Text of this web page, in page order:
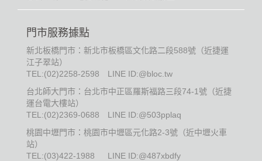
門市服務據點
新北板橋門市：新北市板橋區文化路二段588號（近捷運
江子翠站）
TEL:(02)2258-2598
LINE ID:@bloc.tw
台北師大門市：台北市中正區羅斯福路三段74-1號（近捷
運台電大樓站）
TEL:(02)2369-0688
LINE ID:@503pplaq
桃園中壢門市：桃園市中壢區元化路2-3號（近中壢火車
站）
TEL:(03)422-1988
LINE ID:@487xbdfy